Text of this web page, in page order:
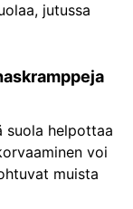
jutussa
suola helpottaa
voi
muista